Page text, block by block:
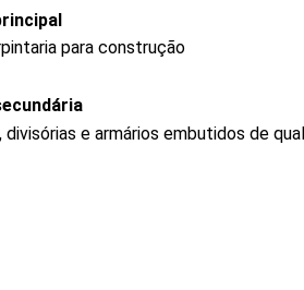
para construção
e armários embutidos de